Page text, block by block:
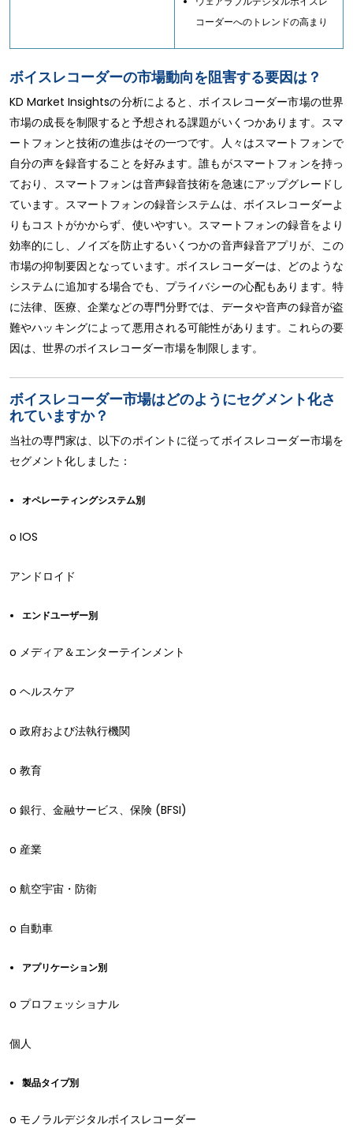
コーダーへのトレンドの高まり
ボイスレコーダーの市場動向を阻害する要因は？
KD Market Insightsの分析によると、ボイスレコーダー市場の世界
市場の成長を制限すると予想される課題がいくつかあります。スマ
ートフォンと技術の進歩はその一つです。人々はスマートフォンで
自分の声を録音することを好みます。誰もがスマートフォンを持っ
ており、スマートフォンは音声録音技術を急速にアップグレードし
ています。スマートフォンの録音システムは、ボイスレコーダーよ
りもコストがかからず、使いやすい。スマートフォンの録音をより
効率的にし、ノイズを防止するいくつかの音声録音アプリが、この
市場の抑制要因となっています。ボイスレコーダーは、どのような
システムに追加する場合でも、プライバシーの心配もあります。特
に法律、医療、企業などの専門分野では、データや音声の録音が盗
難やハッキングによって悪用される可能性があります。これらの要
因は、世界のボイスレコーダー市場を制限します。
ボイスレコーダー市場はどのようにセグメント化さ
れていますか？
当社の専門家は、以下のポイントに従ってボイスレコーダー市場を
セグメント化しました：
オペレーティングシステム別
o IOS
アンドロイド
エンドユーザー別
o メディア＆エンターテインメント
o ヘルスケア
o 政府および法執行機関
o 教育
o 銀行、金融サービス、保険 (BFSI)
o 産業
o 航空宇宙・防衛
o 自動車
アプリケーション別
o プロフェッショナル
個人
製品タイプ別
o モノラルデジタルボイスレコーダー